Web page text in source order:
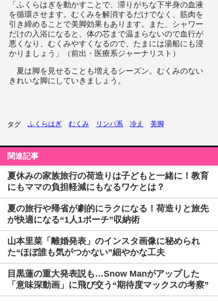
「ふくらはぎを動かすことで、滞りがちな下半身の血液
を循環させます。むくみを解消するだけでなく、筋肉を
引き締めることで美脚効果もあります。また、シャワー
だけの入浴になると、体の芯まで温まらないので血行が
悪くなり、むくみやすくなるので、たまには湯船にも浸
かりましょう」（前出・医療系ジャーナリスト）
夏は脚を見せることも増えるシーズン。むくみのない
きれいな脚にしていきましょう。
タグ ふくらはぎ むくみ リンパ系 冷え 美脚
関連記事
夏休みの家族旅行の荷造りは子どもと一緒に！教育
にもママの負担軽減にもなるワケとは？
夏の旅行や帰省が劇的にラクになる！荷造りと旅先
が快適になる“1人1ポーチ”収納術
山本里菜「離婚発表」のインスタ画像に秘められ
た“ほぼ誰も気がつかない”細やかな工夫
目黒蓮の重大発表説も…Snow Manがアップした
「意味深動画」に飛び交う“期待度マックスの考察”